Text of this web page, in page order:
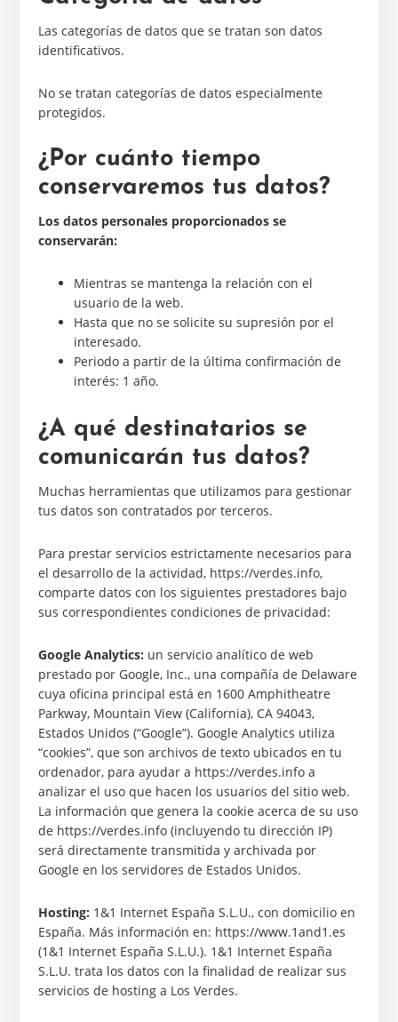
Las categorías de datos que se tratan son datos
identificativos.
No se tratan categorías de datos especialmente
protegidos.
¿Por cuánto tiempo
conservaremos tus datos?
Los datos personales proporcionados se
conservarán:
Mientras se mantenga la relación con el
usuario de la web.
Hasta que no se solicite su supresión por el
interesado.
Periodo a partir de la última confirmación de
interés: 1 año.
¿A qué destinatarios se
comunicarán tus datos?
Muchas herramientas que utilizamos para gestionar
tus datos son contratados por terceros.
Para prestar servicios estrictamente necesarios para
el desarrollo de la actividad, https://verdes.info,
comparte datos con los siguientes prestadores bajo
sus correspondientes condiciones de privacidad:
Google Analytics: un servicio analítico de web
prestado por Google, Inc., una compañía de Delaware
cuya oficina principal está en 1600 Amphitheatre
Parkway, Mountain View (California), CA 94043,
Estados Unidos (“Google”). Google Analytics utiliza
“cookies”, que son archivos de texto ubicados en tu
ordenador, para ayudar a https://verdes.info a
analizar el uso que hacen los usuarios del sitio web.
La información que genera la cookie acerca de su uso
de https://verdes.info (incluyendo tu dirección IP)
será directamente transmitida y archivada por
Google en los servidores de Estados Unidos.
Hosting: 1&1 Internet España S.L.U., con domicilio en
España. Más información en: https://www.1and1.es
(1&1 Internet España S.L.U.). 1&1 Internet España
S.L.U. trata los datos con la finalidad de realizar sus
servicios de hosting a Los Verdes.